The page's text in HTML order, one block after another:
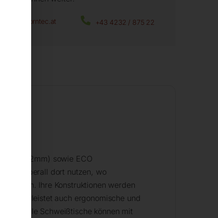
office@horntec.at +43 4232 / 875 22
12mm) sowie ECO
sie überall dort nutzen, wo
nutzen. Ihre Konstruktionen werden
auch ergonomische und
Alle Schweißtische können mit